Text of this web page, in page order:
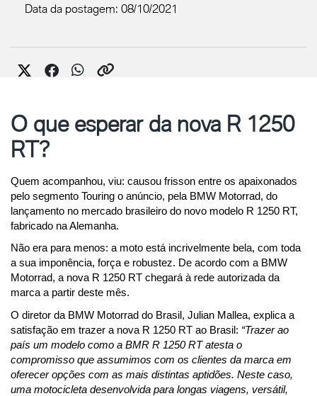
Data da postagem: 08/10/2021
O que esperar da nova R 1250
RT?
Quem acompanhou, viu: causou frisson entre os apaixonados
pelo segmento Touring o anúncio, pela BMW Motorrad, do
lançamento no mercado brasileiro do novo modelo R 1250 RT,
fabricado na Alemanha.
Não era para menos: a moto está incrivelmente bela, com toda
a sua imponência, força e robustez. De acordo com a BMW
Motorrad, a nova R 1250 RT chegará à rede autorizada da
marca a partir deste mês.
O diretor da BMW Motorrad do Brasil, Julian Mallea, explica a
satisfação em trazer a nova R 1250 RT ao Brasil: “Trazer ao
país um modelo como a BMR R 1250 RT atesta o
compromisso que assumimos com os clientes da marca em
oferecer opções com as mais distintas aptidões. Neste caso,
uma motocicleta desenvolvida para longas viagens, versátil,